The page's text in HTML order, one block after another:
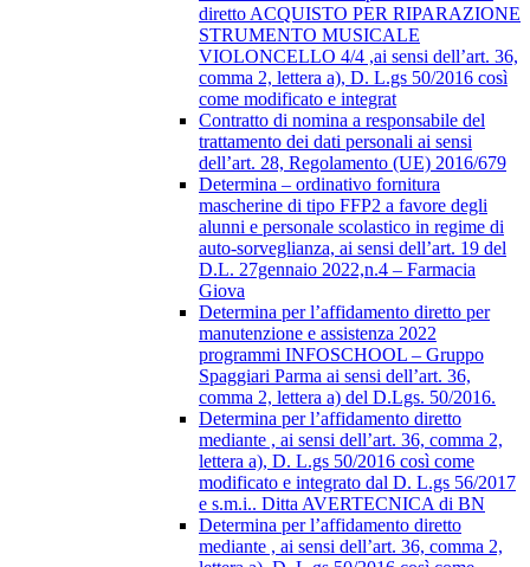
diretto ACQUISTO PER RIPARAZIONE
STRUMENTO MUSICALE
VIOLONCELLO 4/4 ,ai sensi dell’art. 36,
comma 2, lettera a), D. L.gs 50/2016 così
come modificato e integrat
Contratto di nomina a responsabile del
trattamento dei dati personali ai sensi
dell’art. 28, Regolamento (UE) 2016/679
Determina – ordinativo fornitura
mascherine di tipo FFP2 a favore degli
alunni e personale scolastico in regime di
auto-sorveglianza, ai sensi dell’art. 19 del
D.L. 27gennaio 2022,n.4 – Farmacia
Giova
Determina per l’affidamento diretto per
manutenzione e assistenza 2022
programmi INFOSCHOOL – Gruppo
Spaggiari Parma ai sensi dell’art. 36,
comma 2, lettera a) del D.Lgs. 50/2016.
Determina per l’affidamento diretto
mediante , ai sensi dell’art. 36, comma 2,
lettera a), D. L.gs 50/2016 così come
modificato e integrato dal D. L.gs 56/2017
e s.m.i.. Ditta AVERTECNICA di BN
Determina per l’affidamento diretto
mediante , ai sensi dell’art. 36, comma 2,